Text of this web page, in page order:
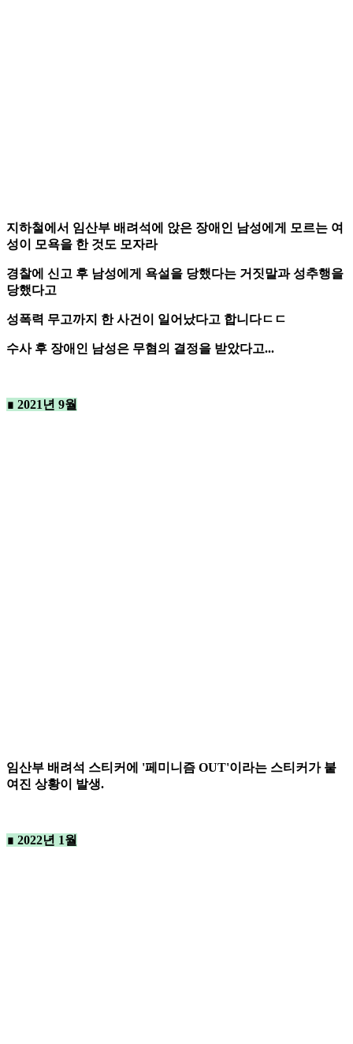
지하철에서 임산부 배려석에 앉은 장애인 남성에게 모르는 여
성이 모욕을 한 것도 모자라
경찰에 신고 후 남성에게 욕설을 당했다는 거짓말과 성추행을
당했다고
성폭력 무고까지 한 사건이 일어났다고 합니다ㄷㄷ
수사 후 장애인 남성은 무혐의 결정을 받았다고...
∎ 2021년 9월
임산부 배려석 스티커에 '페미니즘 OUT'이라는 스티커가 붙
여진 상황이 발생.
∎ 2022년 1월